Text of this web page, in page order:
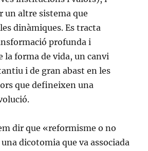
altre sistema que
dinàmiques. Es tracta
profunda i
la forma de vida, un canvi
i de gran abast en les
que defineixen una
dir que «reformisme o no
dicotomia que va associada